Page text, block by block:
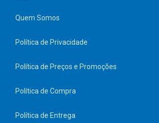
Quem Somos
Política de Privacidade
Política de Preços e Promoções
Política de Compra
Política de Entrega